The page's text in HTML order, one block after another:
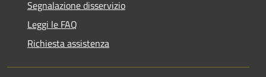
Segnalazione disservizio
Leggi le FAQ
Richiesta assistenza